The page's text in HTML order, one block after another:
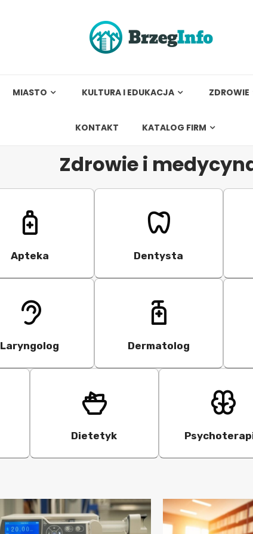
MIASTO KULTURA I EDUKACJA ZDROWIE
KONTAKT KATALOG FIRM
Zdrowie i
Apteka Dentysta
Laryngolog Dermatolog
Dietetyk